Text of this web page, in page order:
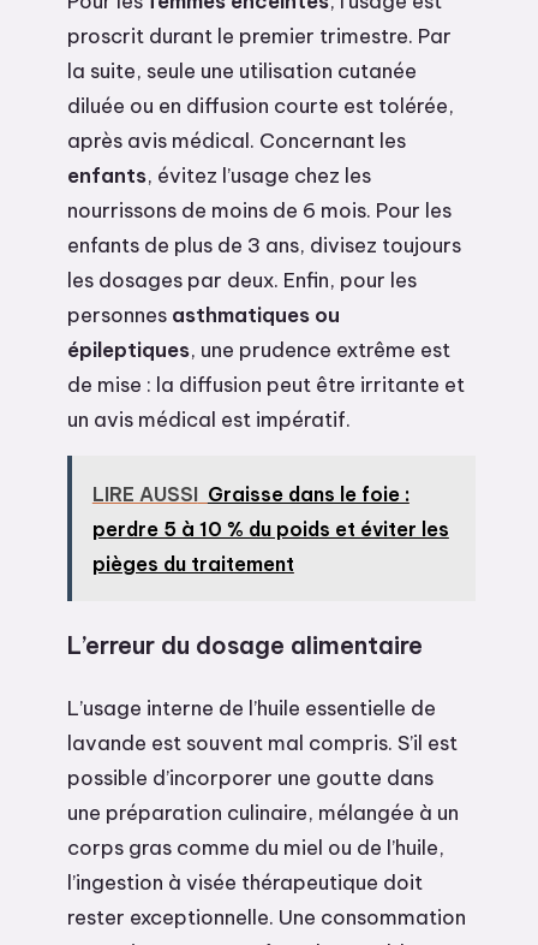
proscrit durant le premier trimestre. Par
la suite, seule une utilisation cutanée
diluée ou en diffusion courte est tolérée,
après avis médical. Concernant les
enfants, évitez l’usage chez les
nourrissons de moins de 6 mois. Pour les
enfants de plus de 3 ans, divisez toujours
les dosages par deux. Enfin, pour les
personnes asthmatiques ou
épileptiques, une prudence extrême est
de mise : la diffusion peut être irritante et
un avis médical est impératif.
LIRE AUSSI Graisse dans le foie :
perdre 5 à 10 % du poids et éviter les
pièges du traitement
L’erreur du dosage alimentaire
L’usage interne de l’huile essentielle de
lavande est souvent mal compris. S’il est
possible d’incorporer une goutte dans
une préparation culinaire, mélangée à un
corps gras comme du miel ou de l’huile,
l’ingestion à visée thérapeutique doit
rester exceptionnelle. Une consommation